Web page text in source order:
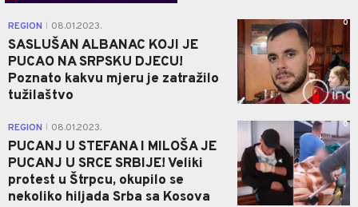
REGION 08.01.2023.
SASLUŠAN ALBANAC KOJI JE
PUCAO NA SRPSKU DJECU!
Poznato kakvu mjeru je zatražilo
tužilaštvo
0
REGION 08.01.2023.
PUCANJ U STEFANA I MILOŠA JE
PUCANJ U SRCE SRBIJE! Veliki
protest u Štrpcu, okupilo se
nekoliko hiljada Srba sa Kosova
0